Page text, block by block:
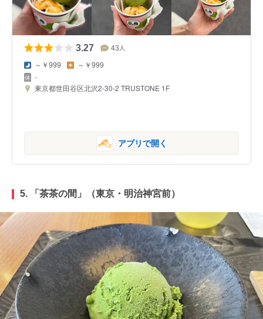
3.27 43 人
～￥999 ～￥999
-
東京都世田谷区北沢2-30-2 TRUSTONE 1F
アプリで開く
5. 「 茶茶の間 」（東京・明治神宮前）